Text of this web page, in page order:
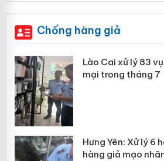
Chống hàng giả
Lào Cai xử lý 83
mại trong tháng 7
Hưng Yên: Xử lý 6
hàng giả mạo